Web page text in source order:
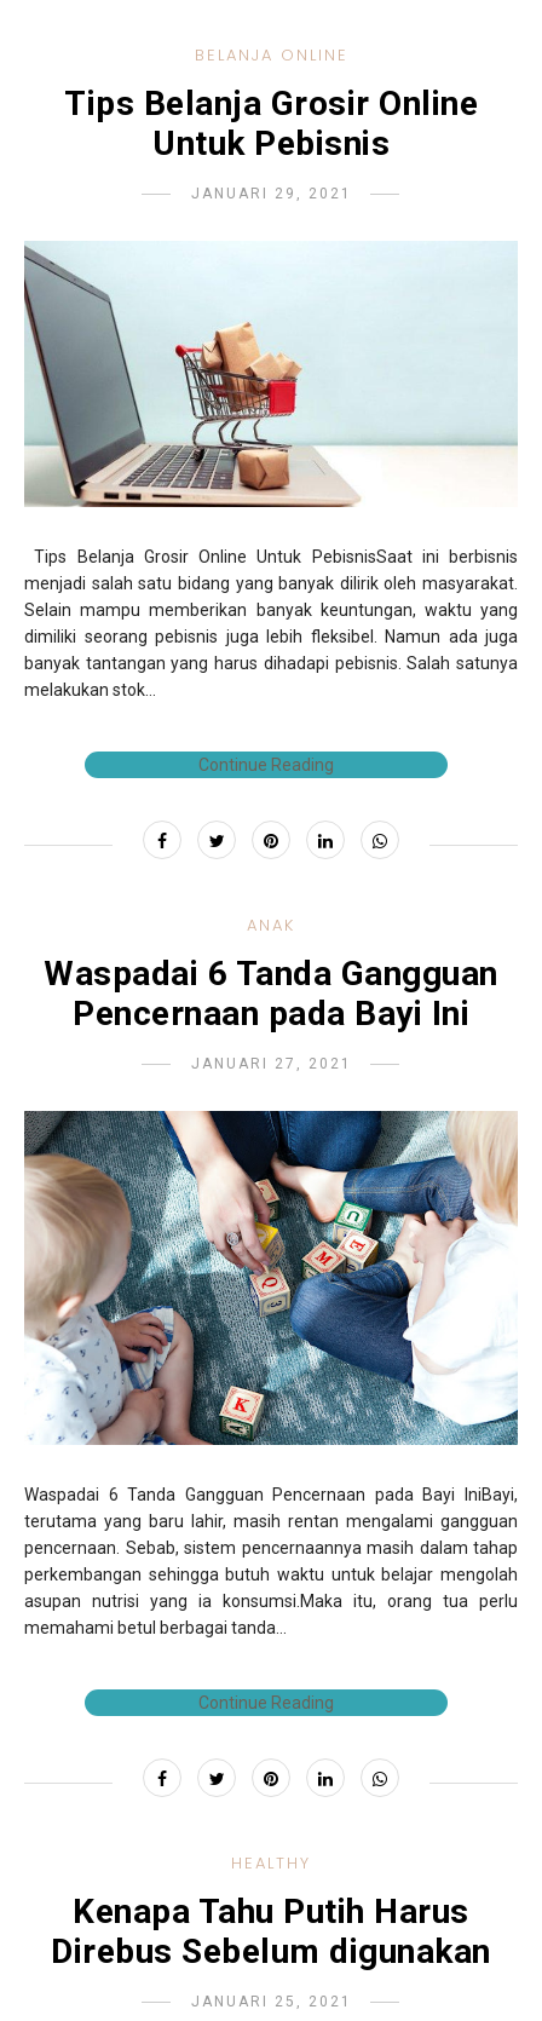
BELANJA ONLINE
Tips Belanja Grosir Online
Untuk Pebisnis
JANUARI 29, 2021
Tips Belanja Grosir Online Untuk PebisnisSaat ini berbisnis
menjadi salah satu bidang yang banyak dilirik oleh masyarakat.
Selain mampu memberikan banyak keuntungan, waktu yang
dimiliki seorang pebisnis juga lebih fleksibel. Namun ada juga
banyak tantangan yang harus dihadapi pebisnis. Salah satunya
melakukan stok...
Continue Reading
ANAK
Waspadai 6 Tanda Gangguan
Pencernaan pada Bayi Ini
JANUARI 27, 2021
Waspadai 6 Tanda Gangguan Pencernaan pada Bayi IniBayi,
terutama yang baru lahir, masih rentan mengalami gangguan
pencernaan. Sebab, sistem pencernaannya masih dalam tahap
perkembangan sehingga butuh waktu untuk belajar mengolah
asupan nutrisi yang ia konsumsi.Maka itu, orang tua perlu
memahami betul berbagai tanda...
Continue Reading
HEALTHY
Kenapa Tahu Putih Harus
Direbus Sebelum digunakan
JANUARI 25, 2021